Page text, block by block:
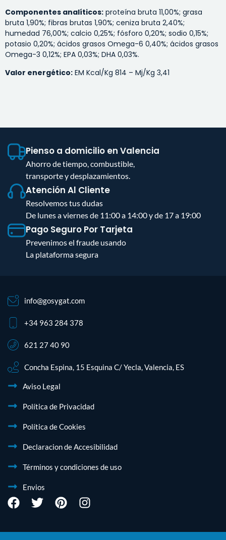
Componentes analíticos: proteína bruta 11,00%; grasa
bruta 1,90%; fibras brutas 1,90%; ceniza bruta 2,40%;
humedad 76,00%; calcio 0,25%; fósforo 0,20%; sodio 0,15%;
potasio 0,20%; ácidos grasos Omega-6 0,40%; ácidos grasos
Omega-3 0,12%; EPA 0,03%; DHA 0,03%.
Valor energético: EM Kcal/Kg 814 – Mj/Kg 3,41
Pienso a domicilio en Valencia
Ahorro de tiempo, combustible,
transporte y desplazamientos.
Atención Al Cliente
Resolvemos tus dudas
De lunes a viernes de 11:00 a 14:00 y de 17 a 19:00
Pago Seguro Por Tarjeta
Prevenimos el fraude usando
La plataforma segura
info@gosygat.com
+34 963 284 378
621 27 40 90
Concha Espina, 15 Esquina C/ Yecla, Valencia, ES
Aviso Legal
Política de Privacidad
Política de Cookies
Declaracion de Accesibilidad
Términos y condiciones de uso
Envios